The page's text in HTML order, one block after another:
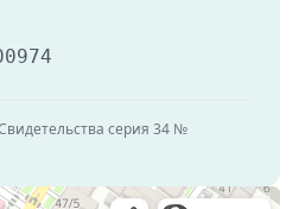
серия 34 №